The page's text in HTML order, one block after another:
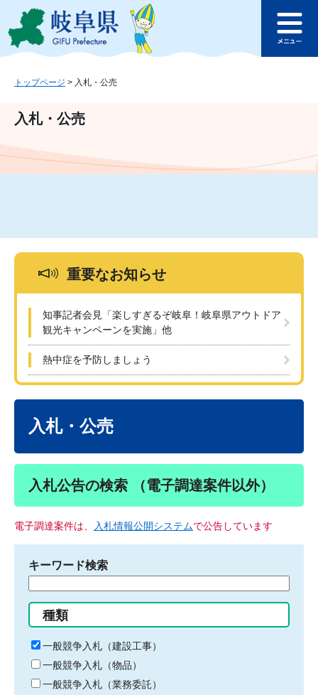
ジ
ュ
文
このページの本文へ
ュ
トップページ > 入札・公売
入札・公売
重要なお知らせ
知事記者会見「楽しすぎるぞ岐阜！岐阜県アウトドア
観光キャンペーンを実施」他
熱中症を予防しましょう
入札・公売
入札公告の検索 （電子調達案件以外）
電子調達案件は、 入札情報公開システムで公告しています
キーワード検索
る
キ
ー
ワ
ー
種類
一般競争入札（建設工事）
一般競争入札（物品）
一般競争入札（業務委託）